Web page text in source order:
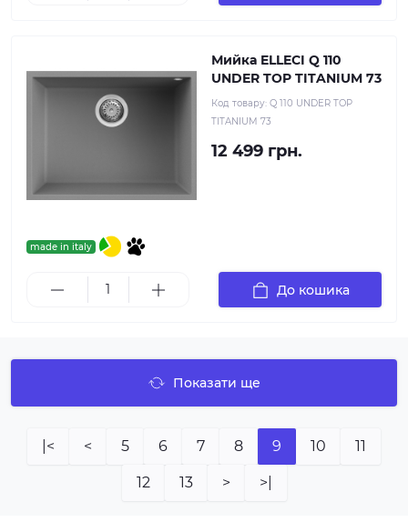
made in italy
Мийка ELLECI Q 110
UNDER TOP TITANIUM 73
Код товару: Q 110 UNDER TOP
TITANIUM 73
12 499 грн.
До кошика
Показати ще
|< < 5 6 7 8 9 10 11
12 13 > >|